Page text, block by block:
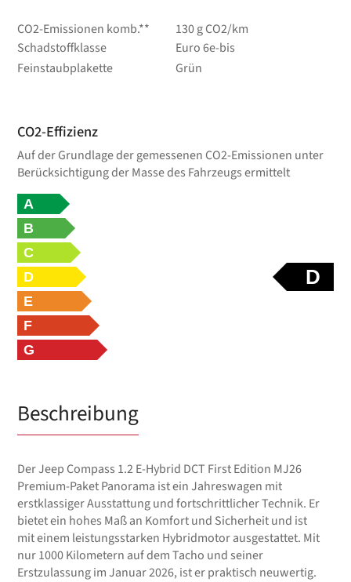
CO2-Emissionen komb.**
130 g CO2/km
Schadstoffklasse
Euro 6e-bis
Feinstaubplakette
Grün
CO2-Effizienz
Auf der Grundlage der gemessenen CO2-Emissionen unter
Berücksichtigung der Masse des Fahrzeugs ermittelt
D
A
B
C
D
E
F
G
Beschreibung
Der Jeep Compass 1.2 E-Hybrid DCT First Edition MJ26
Premium-Paket Panorama ist ein Jahreswagen mit
erstklassiger Ausstattung und fortschrittlicher Technik. Er
bietet ein hohes Maß an Komfort und Sicherheit und ist
mit einem leistungsstarken Hybridmotor ausgestattet. Mit
nur 1000 Kilometern auf dem Tacho und seiner
Erstzulassung im Januar 2026, ist er praktisch neuwertig.